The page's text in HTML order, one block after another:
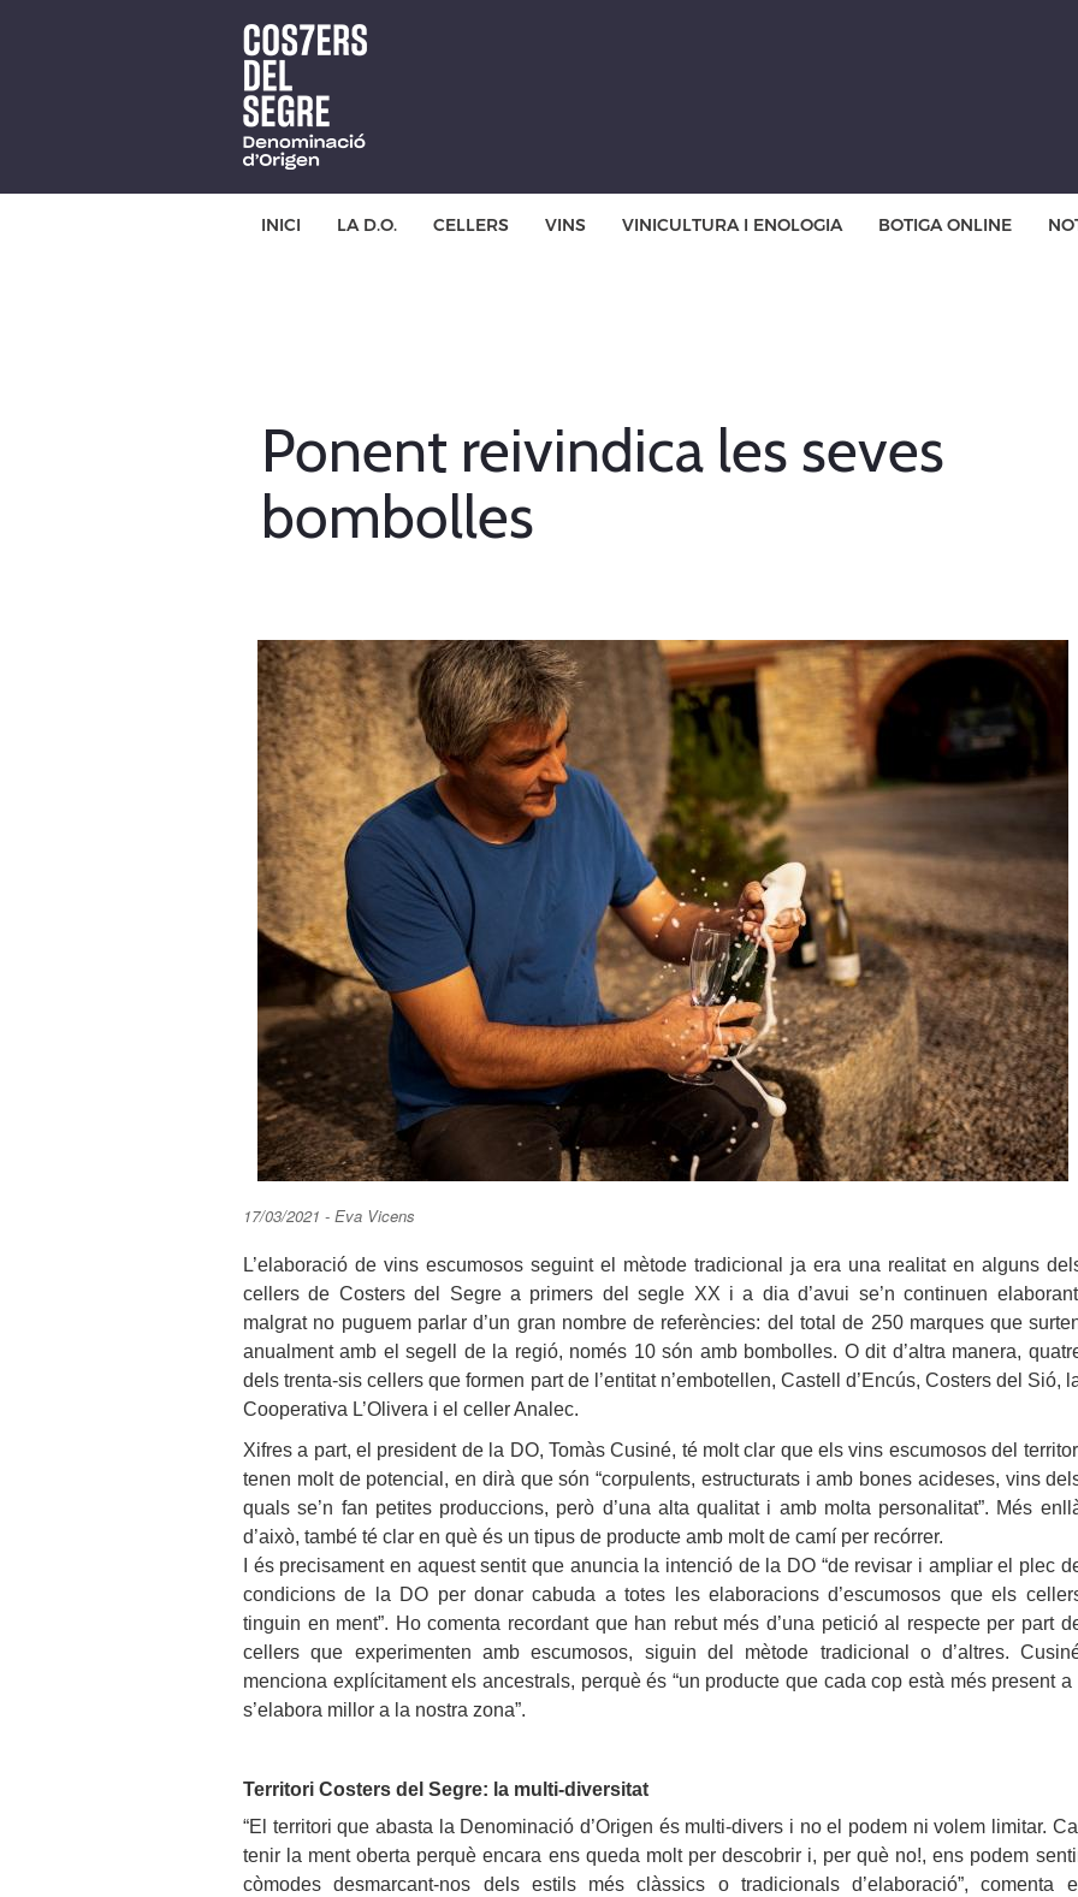
INICI LA D.O. CELLERS VINS VINICULTURA I ENOLOGIA BOTIGA ONLINE
Ponent reivindica les seves
bombolles
17/03/2021 - Eva Vicens
L’elaboració de vins escumosos seguint el mètode tradicional ja era una realitat en alguns
cellers de Costers del Segre a primers del segle XX i a dia d’avui se’n continuen
malgrat no puguem parlar d’un gran nombre de referències: del total de 250 marques que
anualment amb el segell de la regió, només 10 són amb bombolles. O dit d’altra manera,
dels trenta-sis cellers que formen part de l’entitat n’embotellen, Castell d’Encús, Costers del Sió,
Cooperativa L’Olivera i el celler Analec.
Xifres a part, el president de la DO, Tomàs Cusiné, té molt clar que els vins escumosos del
tenen molt de potencial, en dirà que són “corpulents, estructurats i amb bones acideses, vins
quals se’n fan petites produccions, però d’una alta qualitat i amb molta personalitat”. Més
d’això, també té clar en què és un tipus de producte amb molt de camí per recórrer.
I és precisament en aquest sentit que anuncia la intenció de la DO “de revisar i ampliar el plec
condicions de la DO per donar cabuda a totes les elaboracions d’escumosos que els
tinguin en ment”. Ho comenta recordant que han rebut més d’una petició al respecte per part
cellers que experimenten amb escumosos, siguin del mètode tradicional o d’altres.
menciona explícitament els ancestrals, perquè és “un producte que cada cop està més present a
s’elabora millor a la nostra zona”.
Territori Costers del Segre: la multi-diversitat
“El territori que abasta la Denominació d’Origen és multi-divers i no el podem ni volem limitar. Cal
tenir la ment oberta perquè encara ens queda molt per descobrir i, per què no!, ens podem
còmodes desmarcant-nos dels estils més clàssics o tradicionals d’elaboració”, comenta el